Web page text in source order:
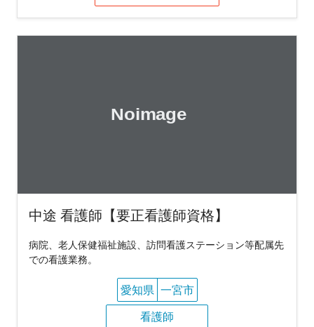
中途 看護師【要正看護師資格】
病院、老人保健福祉施設、訪問看護ステーション等配属先
での看護業務。
愛知県 一宮市
看護師